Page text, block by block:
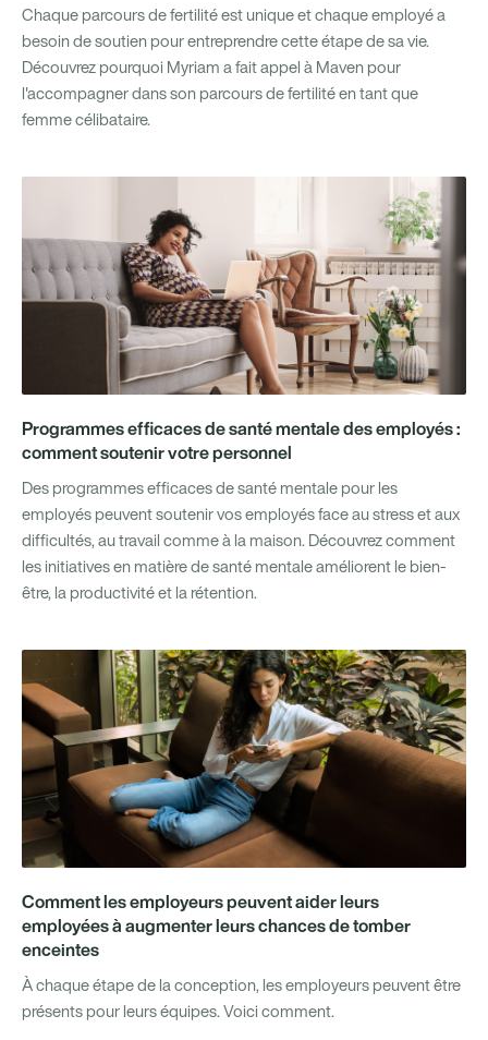
Chaque parcours de fertilité est unique et chaque employé a
besoin de soutien pour entreprendre cette étape de sa vie.
Découvrez pourquoi Myriam a fait appel à Maven pour
l'accompagner dans son parcours de fertilité en tant que
femme célibataire.
Programmes efficaces de santé mentale des employés :
comment soutenir votre personnel
Des programmes efficaces de santé mentale pour les
employés peuvent soutenir vos employés face au stress et aux
difficultés, au travail comme à la maison. Découvrez comment
les initiatives en matière de santé mentale améliorent le bien-
être, la productivité et la rétention.
Comment les employeurs peuvent aider leurs
employées à augmenter leurs chances de tomber
enceintes
À chaque étape de la conception, les employeurs peuvent être
présents pour leurs équipes. Voici comment.